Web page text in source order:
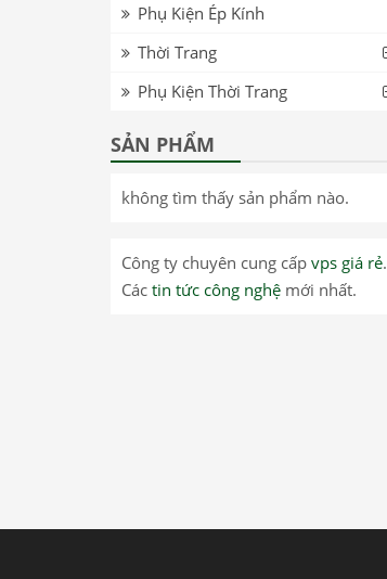
Phụ Kiện Ép Kính
Thời Trang
Phụ Kiện Thời Trang
SẢN PHẨM
không tìm thấy sản phẩm nào.
Công ty chuyên cung cấp vps giá rẻ.
Các tin tức công nghệ mới nhất.